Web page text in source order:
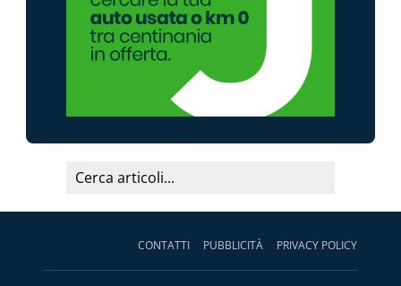
CONTATTI PUBBLICITÀ PRIVACY POLICY